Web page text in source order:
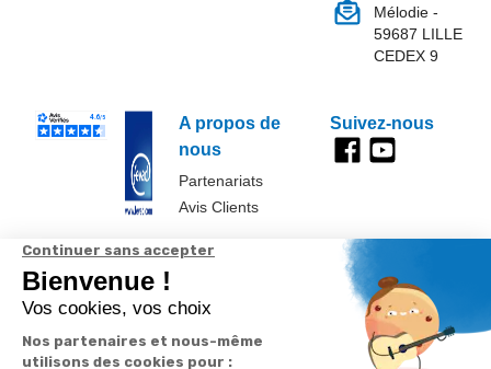
A propos de
nous
Partenariats
Avis Clients
Mélodie -
59687 LILLE
CEDEX 9
Suivez-nous
Données
personnelles et
cookies
Paramétrer
les cookies
Conditions
générales de